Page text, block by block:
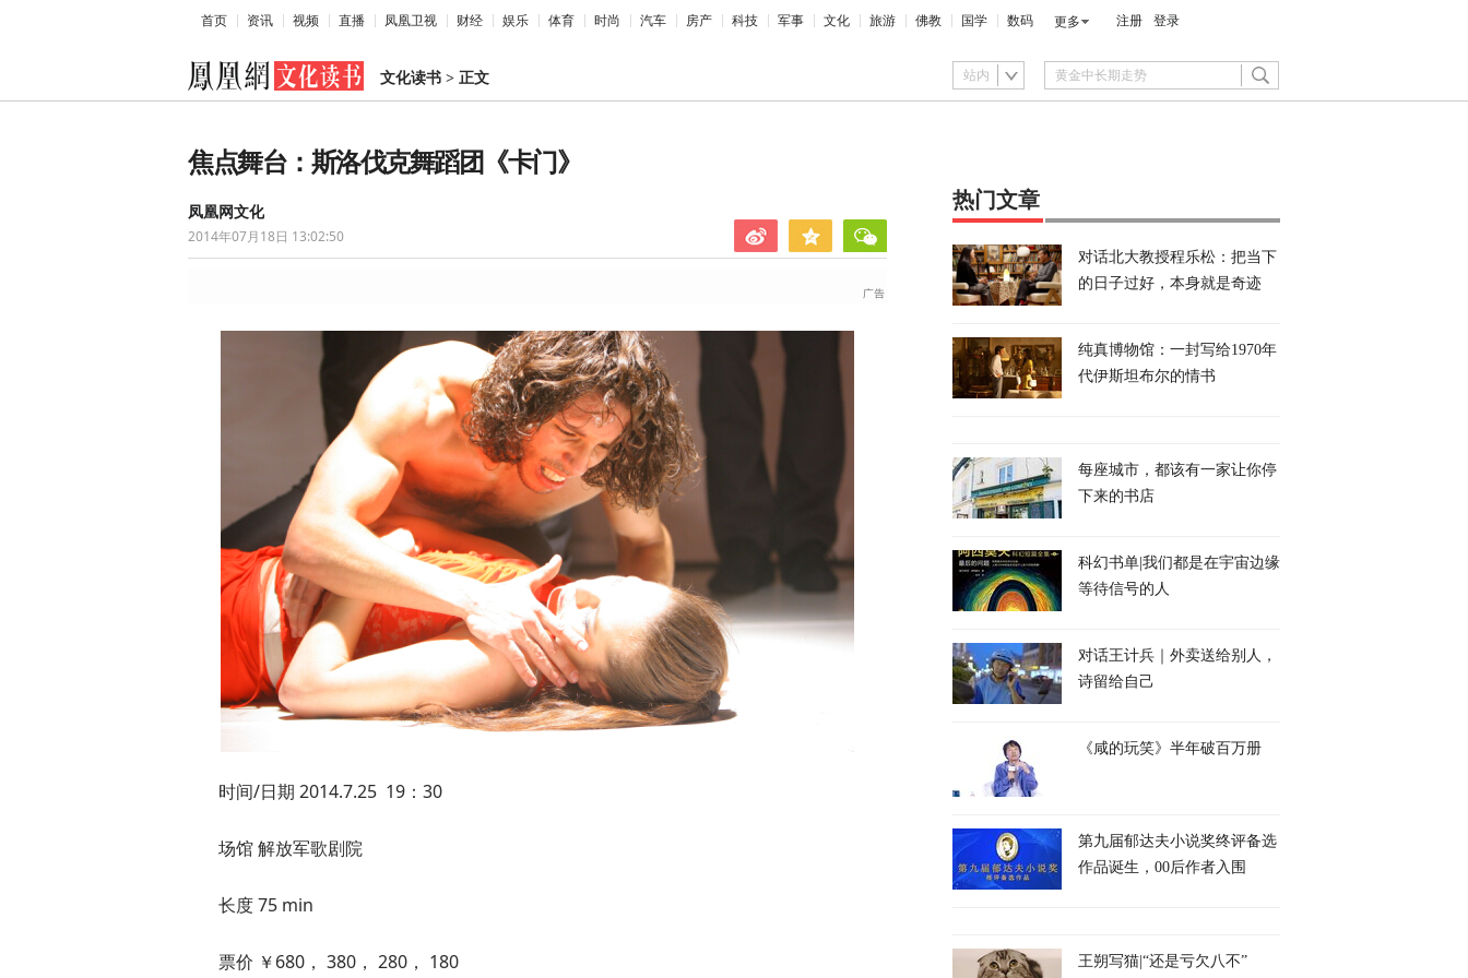
首页 资讯 视频 直播 凤凰卫视 财经 娱乐 体育 时尚 汽车 房产 科技 军事 文化 旅游 佛教 国学 数码 更多 注册 登录
文化读书 > 正文 站内
焦点舞台：斯洛伐克舞蹈团《卡门》
凤凰网文化
2014年07月18日 13:02:50
时间/日期 2014.7.25 19：30
场馆 解放军歌剧院
长度 75 min
票价 ￥680， 380， 280， 180
热门文章
对话北大教授程乐松：把当下
的日子过好，本身就是奇迹
纯真博物馆：一封写给1970年
代伊斯坦布尔的情书
每座城市，都该有一家让你停
下来的书店
科幻书单|我们都是在宇宙边缘
等待信号的人
对话王计兵｜外卖送给别人，
诗留给自己
《咸的玩笑》半年破百万册
第九届郁达夫小说奖终评备选
作品诞生，00后作者入围
王朔写猫|“还是亏欠八不”